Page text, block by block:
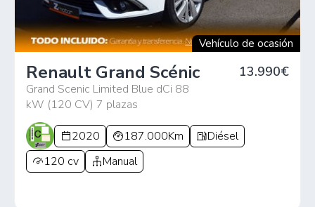
Vehículo de ocasión
Renault Grand Scénic
Grand Scenic Limited Blue dCi 88
kW (120 CV) 7 plazas
13.990€
2020 187.000Km
Diésel
120 cv
Manual